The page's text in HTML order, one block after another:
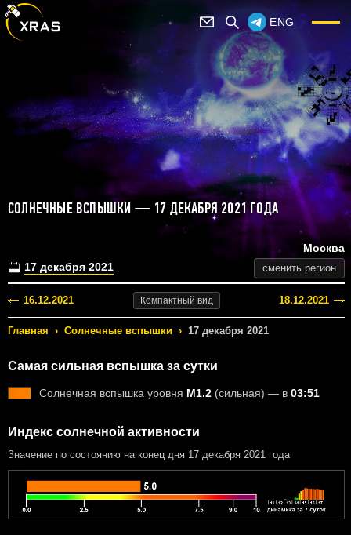
ENG
СОЛНЕЧНЫЕ ВСПЫШКИ — 17 ДЕКАБРЯ 2021 ГОДА
17 декабря 2021
Москва
сменить регион
16.12.2021 Компактный вид 18.12.2021
Главная › Солнечные вспышки › 17 декабря 2021
Самая сильная вспышка за сутки
Солнечная вспышка уровня M1.2 (сильная) — в 03:51
Индекс солнечной активности
Значение по состоянию на конец дня 17 декабря 2021 года